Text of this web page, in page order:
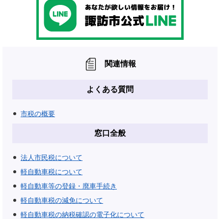
関連情報
よくある質問
市税の概要
窓口全般
法人市民税について
軽自動車税について
軽自動車等の登録・廃車手続き
軽自動車税の減免について
軽自動車税の納税確認の電子化について